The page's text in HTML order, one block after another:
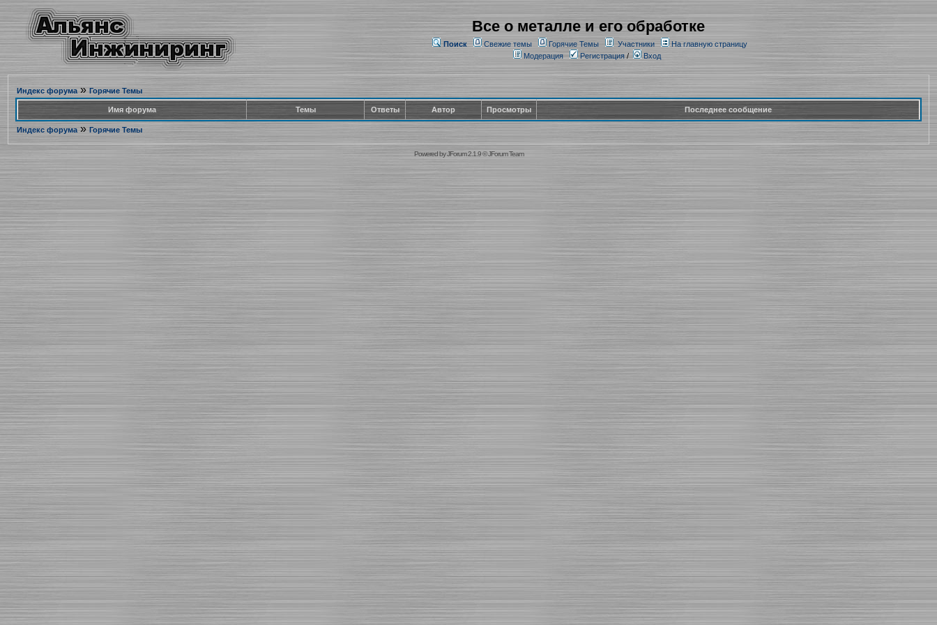
Все о металле и его обработке
Поиск Свежие темы Горячие Темы Участники
На главную страницу
Модерация
Регистрация/ Вход
Индекс форума» Горячие Темы
Имя форума Темы Ответы Автор Просмотры Последнее сообщение
Индекс форума» Горячие Темы
Powered byJForum 2.1.9©JForum Team